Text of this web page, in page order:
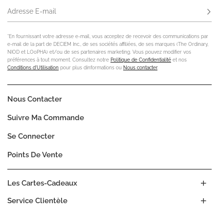
Adresse E-mail
*En fournissant votre adresse e-mail, vous acceptez de recevoir des communications par
e-mail de la part de DECIEM Inc., de ses sociétés affiliées, de ses marques (The Ordinary,
NIOD et LOoPHA) et/ou de ses partenaires marketing. Vous pouvez modifier vos
préférences à tout moment. Consultez notre Politique de Confidentialité et nos
Conditions d'Utilisation pour plus dinformations ou Nous contacter.
Service Clientèle
Les Cartes-Cadeaux
Nous Contacter
Suivre Ma Commande
Se Connecter
Points De Vente